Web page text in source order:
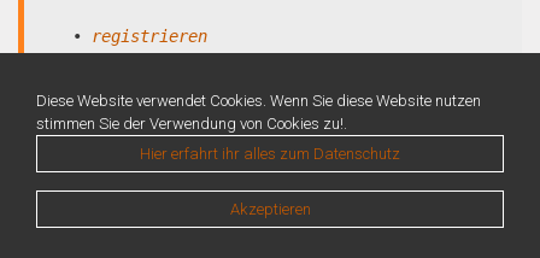
• registrieren
Diese Website verwendet Cookies. Wenn Sie diese Website nutzen
stimmen Sie der Verwendung von Cookies zu!.
Hier erfahrt ihr alles zum Datenschutz
Akzeptieren